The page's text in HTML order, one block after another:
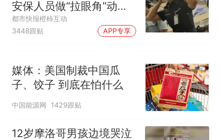
安保人员做“拉眼角”动
作，泰国机场最新回应：
拒绝登机决定由航司作
改签但没兑现
都市快报橙柿互动
3448跟贴
APP专享
媒体：美国制裁中国瓜
子、饺子 到底在怕什么
中国能源网 1429跟贴
12岁摩洛哥男孩边境哭泣